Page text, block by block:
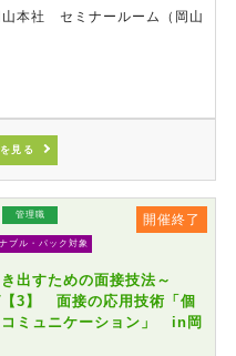
関・介護施設を捉え、管理職
本社 セミナールーム（岡山
見る
開催終了
管理職
ブル・パック対象
出すための面接技法～
3】 面接の応用技術「個
コミュニケーション」 in岡